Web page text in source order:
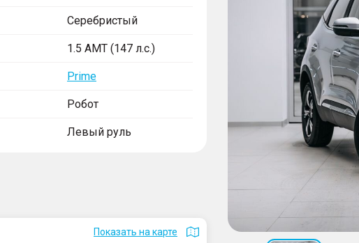
Серебристый
1.5 AMT (147 л.с.)
Prime
Робот
Левый руль
Показать на карте